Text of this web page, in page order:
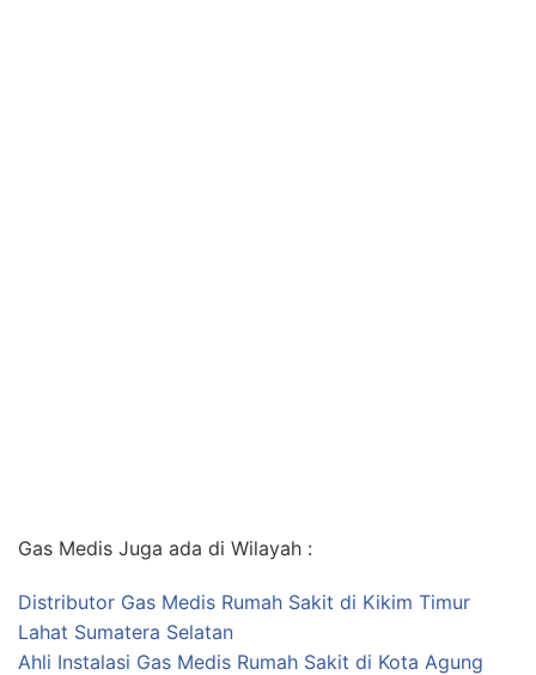
Gas Medis Juga ada di Wilayah :
Distributor Gas Medis Rumah Sakit di Kikim Timur
Lahat Sumatera Selatan
Ahli Instalasi Gas Medis Rumah Sakit di Kota Agung